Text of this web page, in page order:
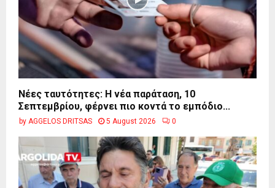
Νέες ταυτότητες: Η νέα παράταση, 10
Σεπτεμβρίου, φέρνει πιο κοντά το εμπόδιο...
by AGGELOS DRITSAS 5 August 2026 0